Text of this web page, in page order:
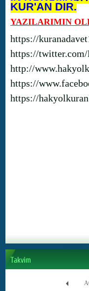
KUR'AN DIR.
YAZILARIMIN
https://
https://
http://
https://
https://